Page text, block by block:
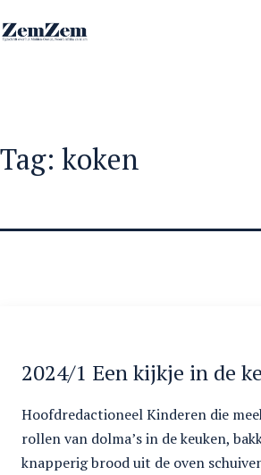
naar
Tag: koken
2024/1 Een kijkje in de
Hoofdredactioneel Kinderen die
rollen van dolma’s in de keuken,
knapperig brood uit de oven